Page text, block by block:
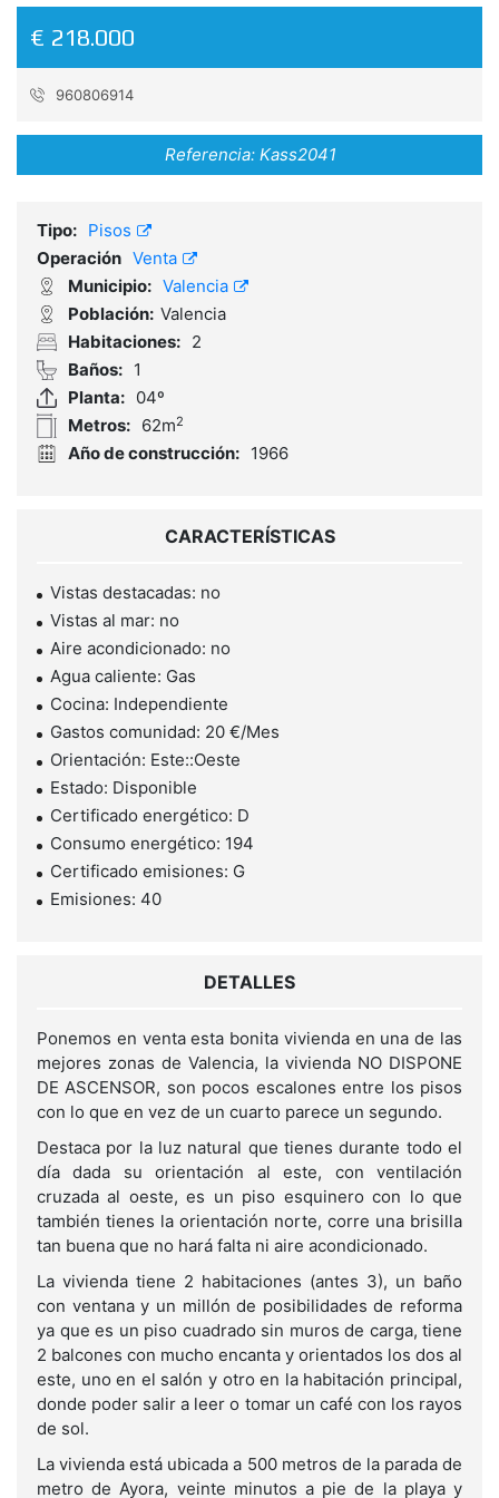
€ 218.000
960806914
Referencia: Kass2041
Tipo: Pisos
Operación Venta
Municipio: Valencia
Población: Valencia
Habitaciones: 2
Baños: 1
Planta: 04º
Metros: 62m2
Año de construcción: 1966
CARACTERÍSTICAS
Vistas destacadas: no
Vistas al mar: no
Aire acondicionado: no
Agua caliente: Gas
Cocina: Independiente
Gastos comunidad: 20 €/Mes
Orientación: Este::Oeste
Estado: Disponible
Certificado energético: D
Consumo energético: 194
Certificado emisiones: G
Emisiones: 40
DETALLES
Ponemos en venta esta bonita vivienda en una de las
mejores zonas de Valencia, la vivienda NO DISPONE
DE ASCENSOR, son pocos escalones entre los pisos
con lo que en vez de un cuarto parece un segundo.
Destaca por la luz natural que tienes durante todo el
día dada su orientación al este, con ventilación
cruzada al oeste, es un piso esquinero con lo que
también tienes la orientación norte, corre una brisilla
tan buena que no hará falta ni aire acondicionado.
La vivienda tiene 2 habitaciones (antes 3), un baño
con ventana y un millón de posibilidades de reforma
ya que es un piso cuadrado sin muros de carga, tiene
2 balcones con mucho encanta y orientados los dos al
este, uno en el salón y otro en la habitación principal,
donde poder salir a leer o tomar un café con los rayos
de sol.
La vivienda está ubicada a 500 metros de la parada de
metro de Ayora, veinte minutos a pie de la playa y